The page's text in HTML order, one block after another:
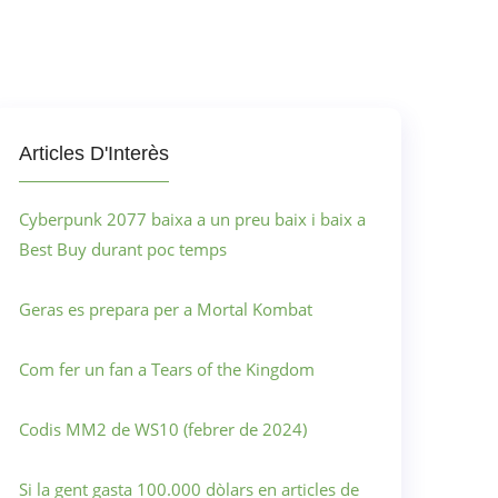
Articles D'Interès
Cyberpunk 2077 baixa a un preu baix i baix a
Best Buy durant poc temps
Geras es prepara per a Mortal Kombat
Com fer un fan a Tears of the Kingdom
Codis MM2 de WS10 (febrer de 2024)
Si la gent gasta 100.000 dòlars en articles de